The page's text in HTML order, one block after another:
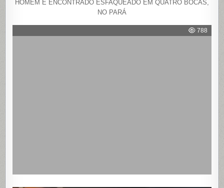
HOMEM É ENCONTRADO ESFAQUEADO EM QUATRO BOCAS,
NO PARÁ
788